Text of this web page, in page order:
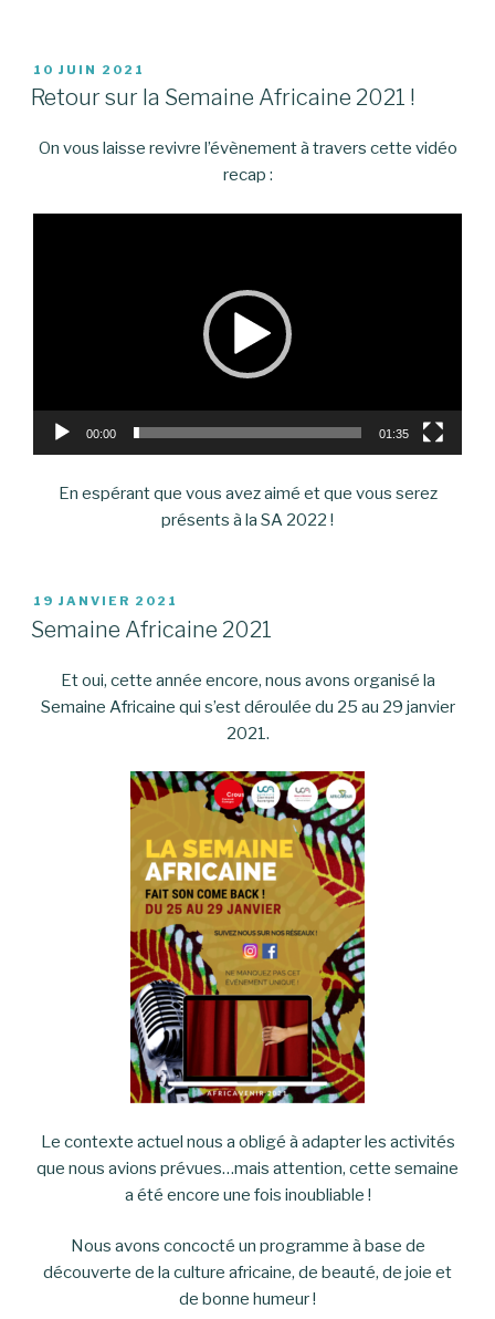
PUBLIÉ
LE
10 JUIN 2021
Retour sur la Semaine Africaine 2021 !
On vous laisse revivre l’évènement à travers cette vidéo
recap :
00:00 01:35
En espérant que vous avez aimé et que vous serez
présents à la SA 2022 !
PUBLIÉ
LE
19 JANVIER 2021
Semaine Africaine 2021
Et oui, cette année encore, nous avons organisé la
Semaine Africaine qui s’est déroulée du 25 au 29 janvier
2021.
Le contexte actuel nous a obligé à adapter les activités
que nous avions prévues…mais attention, cette semaine
a été encore une fois inoubliable !
Nous avons concocté un programme à base de
découverte de la culture africaine, de beauté, de joie et
de bonne humeur !